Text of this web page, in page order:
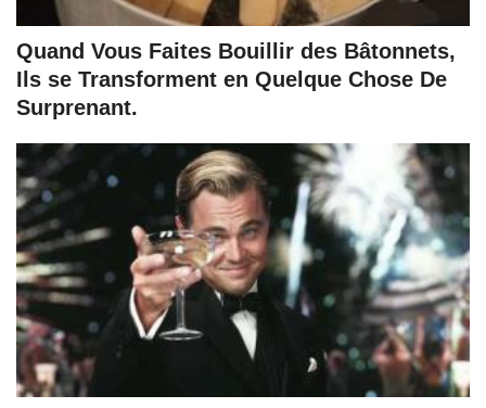
Quand Vous Faites Bouillir des Bâtonnets,
Ils se Transforment en Quelque Chose De
Surprenant.